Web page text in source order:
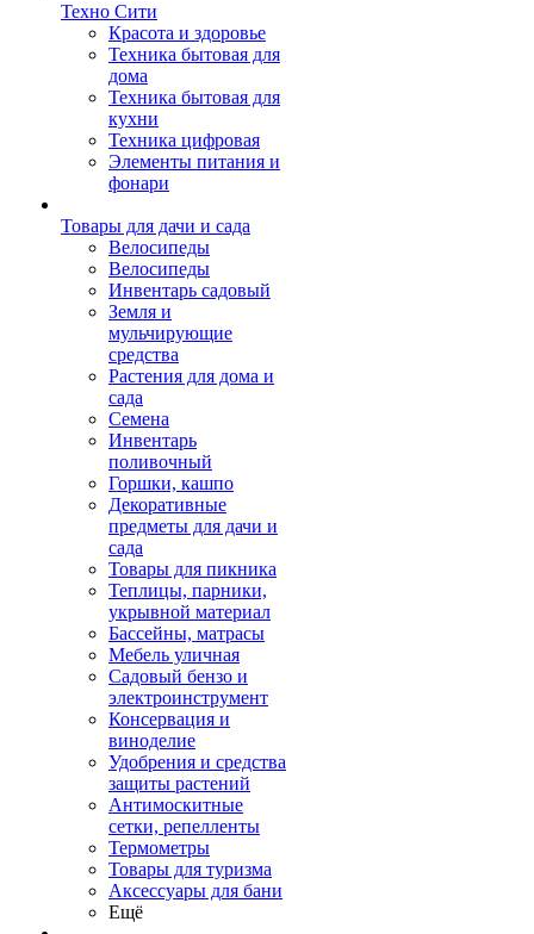
Техно Сити
Красота и здоровье
Техника бытовая для
дома
Техника бытовая для
кухни
Техника цифровая
Элементы питания и
фонари
Товары для дачи и сада
Велосипеды
Велосипеды
Инвентарь садовый
Земля и
мульчирующие
средства
Растения для дома и
сада
Семена
Инвентарь
поливочный
Горшки, кашпо
Декоративные
предметы для дачи и
сада
Товары для пикника
Теплицы, парники,
укрывной материал
Бассейны, матрасы
Мебель уличная
Садовый бензо и
электроинструмент
Консервация и
виноделие
Удобрения и средства
защиты растений
Антимоскитные
сетки, репелленты
Термометры
Товары для туризма
Аксессуары для бани
Ещё